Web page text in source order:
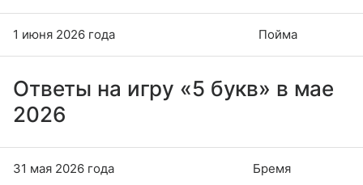
1 июня 2026 года Пойма
Ответы на игру «5 букв» в мае
2026
31 мая 2026 года Бремя